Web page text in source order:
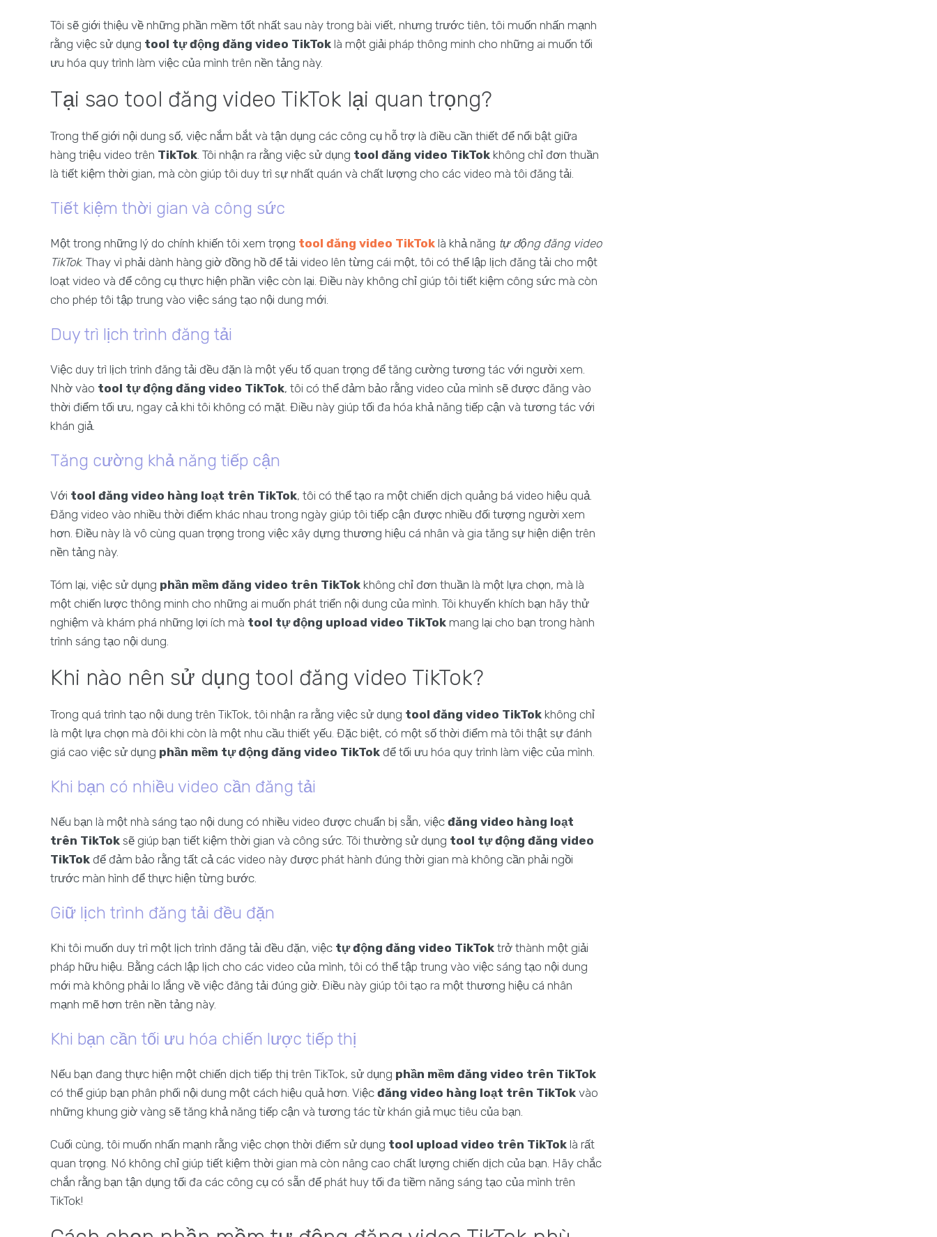
Tôi sẽ giới thiệu về những phần mềm tốt nhất sau này trong bài viết, nhưng trước tiên, tôi muốn nhấn mạnh
rằng việc sử dụng tool tự động đăng video TikTok là một giải pháp thông minh cho những ai muốn tối
ưu hóa quy trình làm việc của mình trên nền tảng này.
Tại sao tool đăng video TikTok lại quan trọng?
Trong thế giới nội dung số, việc nắm bắt và tận dụng các công cụ hỗ trợ là điều cần thiết để nổi bật giữa
hàng triệu video trên TikTok. Tôi nhận ra rằng việc sử dụng tool đăng video TikTok không chỉ đơn thuần
là tiết kiệm thời gian, mà còn giúp tôi duy trì sự nhất quán và chất lượng cho các video mà tôi đăng tải.
Tiết kiệm thời gian và công sức
Một trong những lý do chính khiến tôi xem trọng tool đăng video TikTok là khả năng tự động đăng video
TikTok. Thay vì phải dành hàng giờ đồng hồ để tải video lên từng cái một, tôi có thể lập lịch đăng tải cho một
loạt video và để công cụ thực hiện phần việc còn lại. Điều này không chỉ giúp tôi tiết kiệm công sức mà còn
cho phép tôi tập trung vào việc sáng tạo nội dung mới.
Duy trì lịch trình đăng tải
Việc duy trì lịch trình đăng tải đều đặn là một yếu tố quan trọng để tăng cường tương tác với người xem.
Nhờ vào tool tự động đăng video TikTok, tôi có thể đảm bảo rằng video của mình sẽ được đăng vào
thời điểm tối ưu, ngay cả khi tôi không có mặt. Điều này giúp tối đa hóa khả năng tiếp cận và tương tác với
khán giả.
Tăng cường khả năng tiếp cận
Với tool đăng video hàng loạt trên TikTok, tôi có thể tạo ra một chiến dịch quảng bá video hiệu quả.
Đăng video vào nhiều thời điểm khác nhau trong ngày giúp tôi tiếp cận được nhiều đối tượng người xem
hơn. Điều này là vô cùng quan trọng trong việc xây dựng thương hiệu cá nhân và gia tăng sự hiện diện trên
nền tảng này.
Tóm lại, việc sử dụng phần mềm đăng video trên TikTok không chỉ đơn thuần là một lựa chọn, mà là
một chiến lược thông minh cho những ai muốn phát triển nội dung của mình. Tôi khuyến khích bạn hãy thử
nghiệm và khám phá những lợi ích mà tool tự động upload video TikTok mang lại cho bạn trong hành
trình sáng tạo nội dung.
Khi nào nên sử dụng tool đăng video TikTok?
Trong quá trình tạo nội dung trên TikTok, tôi nhận ra rằng việc sử dụng tool đăng video TikTok không chỉ
là một lựa chọn mà đôi khi còn là một nhu cầu thiết yếu. Đặc biệt, có một số thời điểm mà tôi thật sự đánh
giá cao việc sử dụng phần mềm tự động đăng video TikTok để tối ưu hóa quy trình làm việc của mình.
Khi bạn có nhiều video cần đăng tải
Nếu bạn là một nhà sáng tạo nội dung có nhiều video được chuẩn bị sẵn, việc đăng video hàng loạt
trên TikTok sẽ giúp bạn tiết kiệm thời gian và công sức. Tôi thường sử dụng tool tự động đăng video
TikTok để đảm bảo rằng tất cả các video này được phát hành đúng thời gian mà không cần phải ngồi
trước màn hình để thực hiện từng bước.
Giữ lịch trình đăng tải đều đặn
Khi tôi muốn duy trì một lịch trình đăng tải đều đặn, việc tự động đăng video TikTok trở thành một giải
pháp hữu hiệu. Bằng cách lập lịch cho các video của mình, tôi có thể tập trung vào việc sáng tạo nội dung
mới mà không phải lo lắng về việc đăng tải đúng giờ. Điều này giúp tôi tạo ra một thương hiệu cá nhân
mạnh mẽ hơn trên nền tảng này.
Khi bạn cần tối ưu hóa chiến lược tiếp thị
Nếu bạn đang thực hiện một chiến dịch tiếp thị trên TikTok, sử dụng phần mềm đăng video trên TikTok
có thể giúp bạn phân phối nội dung một cách hiệu quả hơn. Việc đăng video hàng loạt trên TikTok vào
những khung giờ vàng sẽ tăng khả năng tiếp cận và tương tác từ khán giả mục tiêu của bạn.
Cuối cùng, tôi muốn nhấn mạnh rằng việc chọn thời điểm sử dụng tool upload video trên TikTok là rất
quan trọng. Nó không chỉ giúp tiết kiệm thời gian mà còn nâng cao chất lượng chiến dịch của bạn. Hãy chắc
chắn rằng bạn tận dụng tối đa các công cụ có sẵn để phát huy tối đa tiềm năng sáng tạo của mình trên
TikTok!